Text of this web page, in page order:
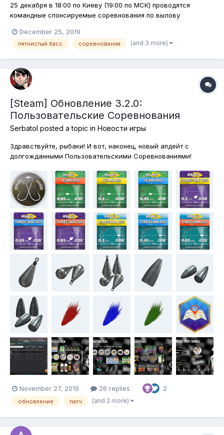
25 декабря в 18:00 по Киеву (19:00 по МСК) проводятся
командные спонсируемые соревнования по вылову
Стрим соревнования будет проводиться на канале
FishingGame:
December 25, 2019
пятнистый басс соревнования (and 3 more)
[Steam] Обновление 3.2.0:
Пользовательские Соревнования
Serbatol posted a topic in Новости игры
Здравствуйте, рыбаки! И вот, наконец, новый апдейт с
долгожданными Пользовательскими Соревнованиями!
создавать и настраивать рыболовные соревнования,
адаптируя под ваши потребности множество параметров,
включая правила, месторасполо...
November 27, 2019 26 replies 2
обновление патч (and 2 more)